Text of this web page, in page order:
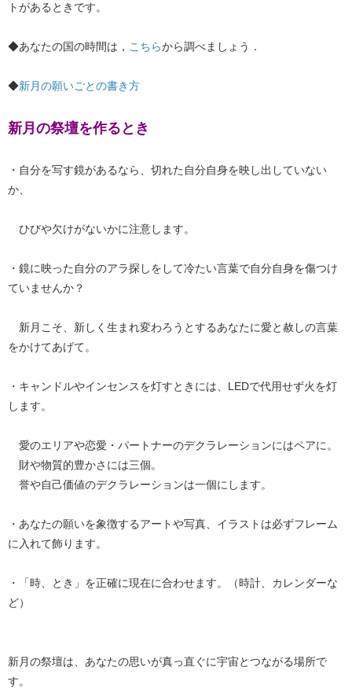
トがあるときです。
◆あなたの国の時間は， こちらから調べましょう．
◆新月の願いごとの書き方
新月の祭壇を作るとき
・自分を写す鏡があるなら、切れた自分自身を映し出していない
か、
ひびや欠けがないかに注意します。
・鏡に映った自分のアラ探しをして冷たい言葉で自分自身を傷つけ
ていませんか？
新月こそ、新しく生まれ変わろうとするあなたに愛と赦しの言葉
をかけてあげて。
・キャンドルやインセンスを灯すときには、LEDで代用せず火を灯
します。
愛のエリアや恋愛・パートナーのデクラレーションにはペアに。
財や物質的豊かさには三個。
誉や自己価値のデクラレーションは一個にします。
・あなたの願いを象徴するアートや写真、イラストは必ずフレーム
に入れて飾ります。
・「時、とき」を正確に現在に合わせます。（時計、カレンダーな
ど）
新月の祭壇は、あなたの思いが真っ直ぐに宇宙とつながる場所で
す。